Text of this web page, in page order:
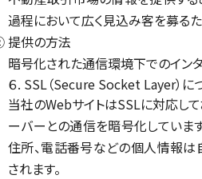
過程において広く見込み客を募る
供の方法
暗号化された通信環境下でのイン
６. SSL（Secure Socket Layer）に
当社のWebサイトはSSLに対応し
ーバーとの通信を暗号化していま
住所、電話番号などの個人情報
されます。